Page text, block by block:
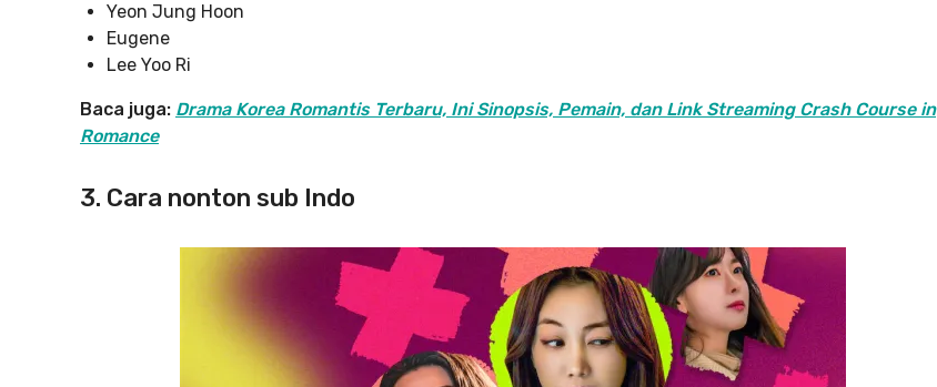
Yeon Jung Hoon
Eugene
Lee Yoo Ri
Baca juga: Drama Korea Romantis Terbaru, Ini Sinopsis, Pemain, dan Link Streaming Crash Course in
Romance
3. Cara nonton sub Indo